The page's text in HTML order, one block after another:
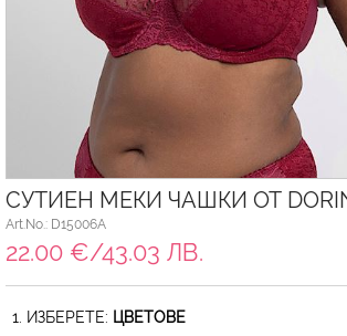
СУТИЕН МЕКИ ЧАШКИ ОТ
Art.No.: D15006A
22.00 €/43.03 ЛВ.
1. ИЗБЕРЕТЕ: ЦВЕТОВЕ